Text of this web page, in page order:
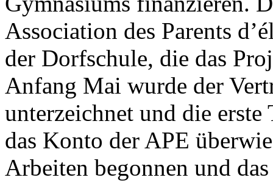
Association des Parents
der Dorfschule, die das
Anfang Mai wurde der
unterzeichnet und die erste
das Konto der APE
Arbeiten begonnen und